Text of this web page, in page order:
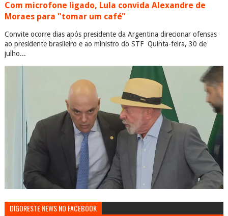
Com microfone ligado, Lula convida Alexandre de
Moraes para "tomar um café"
Convite ocorre dias após presidente da Argentina direcionar ofensas
ao presidente brasileiro e ao ministro do STF Quinta-feira, 30 de
julho...
DIGORESTE NEWS NO FACEBOOK